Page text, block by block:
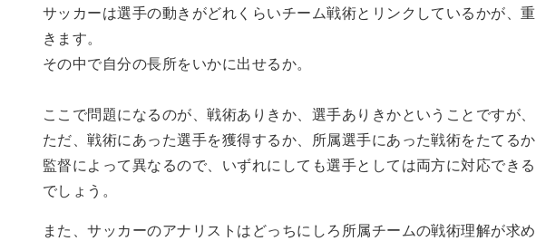
サッカーは選手の動きがどれくらいチーム戦術とリンクしているかが、
きます。
その中で自分の長所をいかに出せるか。
ここで問題になるのが、戦術ありきか、選手ありきかということですが、
ただ、戦術にあった選手を獲得するか、所属選手にあった戦術をたてるか
監督によって異なるので、いずれにしても選手としては両方に対応でき
でしょう。
また、サッカーのアナリストはどっちにしろ所属チームの戦術理解が求め